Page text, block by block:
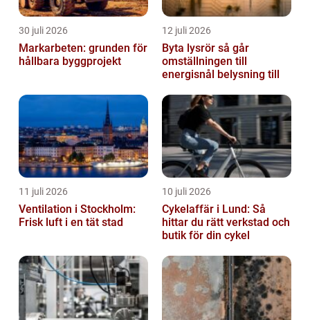
30 juli 2026
Markarbeten: grunden för
hållbara byggprojekt
12 juli 2026
Byta lysrör så går
omställningen till
energisnål belysning till
11 juli 2026
Ventilation i Stockholm:
Frisk luft i en tät stad
10 juli 2026
Cykelaffär i Lund: Så
hittar du rätt verkstad och
butik för din cykel